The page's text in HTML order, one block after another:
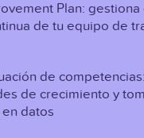
Plan:
de tu equipo de
de
de crecimiento y
datos